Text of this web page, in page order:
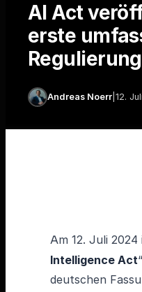
AI Act
erste
Andreas Noerr 12.
Am 12. Juli 2024
Intelligence Act
deutschen